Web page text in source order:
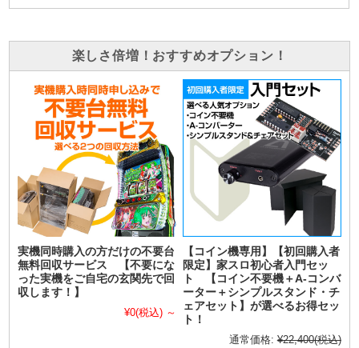
楽しさ倍増！おすすめオプション！
実機同時購入の方だけの不要台
無料回収サービス 【不要にな
った実機をご自宅の玄関先で回
収します！】
¥0(税込) ～
【コイン機専用】【初回購入者
限定】家スロ初心者入門セッ
ト 【コイン不要機＋A-コンバ
ーター＋シンプルスタンド・チ
ェアセット】が選べるお得セッ
ト！
通常価格: ¥22,400(税込)